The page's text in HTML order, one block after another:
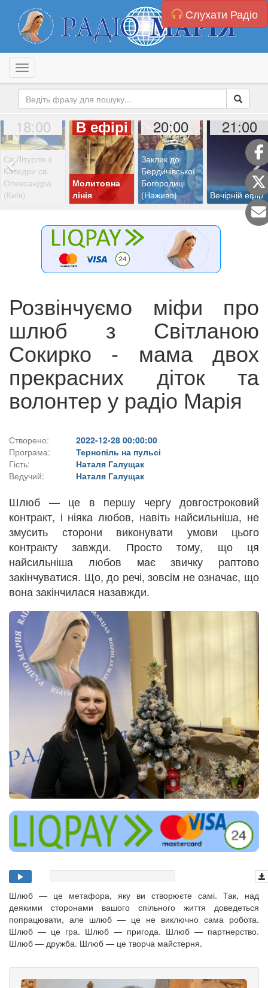
Слухати Радіо
Toggle navigation
18:00
Св.Літургія з
Катедри св.
Олександра
(Київ)
В ефірі
Молитовна
лінія
20:00
Заклик до
Бердичівської
Богородиці
(Наживо)
21:00
Вечірній ефір
Розвінчуємо міфи про
шлюб з Світланою
Сокирко - мама двох
прекрасних діток та
волонтер у радіо Марія
Створено:
2022-12-28 00:00:00
Програма:
Тернопіль на пульсі
Гість:
Наталя Галущак
Ведучий:
Наталя Галущак
Шлюб — це в першу чергу довгостроковий
контракт, і ніяка любов, навіть найсильніша, не
змусить сторони виконувати умови цього
контракту завжди. Просто тому, що ця
найсильніша любов має звичку раптово
закінчуватися. Що, до речі, зовсім не означає, що
вона закінчилася назавжди.
Шлюб — це метафора, яку ви створюєте самі. Так, над
деякими сторонами вашого спільного життя доведеться
попрацювати, але шлюб — це не виключно сама робота.
Шлюб — це гра. Шлюб — пригода. Шлюб — партнерство.
Шлюб — дружба. Шлюб — це творча майстерня.